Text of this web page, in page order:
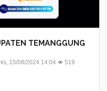
TEMANGGUNG
15/08/2024 14:04 519